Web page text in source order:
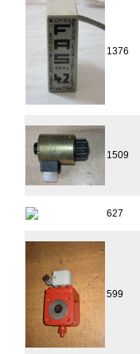
1376
1509
627
599